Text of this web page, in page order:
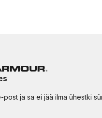
post ja sa ei jää ilma ühestki